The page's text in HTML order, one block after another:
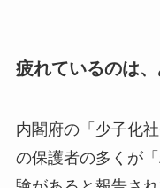
疲れているのは
内閣府の「少子化
の保護者の多くが